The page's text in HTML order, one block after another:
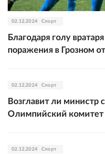
02.12.2024 Спорт
Благодаря голу
поражения в Грозном
02.12.2024 Спорт
Возглавит ли министр
Олимпийский комитет
02.12.2024 Спорт